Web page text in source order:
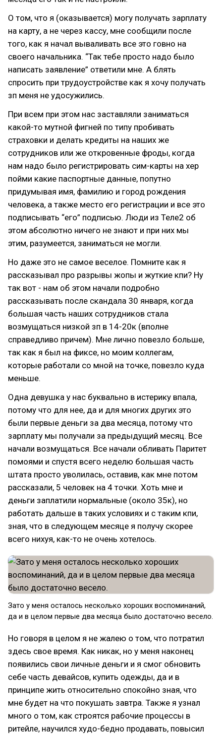
О том, что я (оказывается) могу получать зарплату
на карту, а не через кассу, мне сообщили после
того, как я начал вываливать все это говно на
своего начальника. “Так тебе просто надо было
написать заявление” ответили мне. А блять
спросить при трудоустройстве как я хочу получать
зп меня не удосужились.
При всем при этом нас заставляли заниматься
какой-то мутной фигней по типу пробивать
страховки и делать кредиты на наших же
сотрудников или же откровенные фроды, когда
нам надо было регистрировать сим-карты на хер
пойми какие паспортные данные, попутно
придумывая имя, фамилию и город рождения
человека, а также место его регистрации и все это
подписывать “его” подписью. Люди из Теле2 об
этом абсолютно ничего не знают и при них мы
этим, разумеется, заниматься не могли.
Но даже это не самое веселое. Помните как я
рассказывал про разрывы жопы и жуткие кпи? Ну
так вот - нам об этом начали подробно
рассказывать после скандала 30 января, когда
большая часть наших сотрудников стала
возмущаться низкой зп в 14-20к (вполне
справедливо причем). Мне лично повезло больше,
так как я был на фиксе, но моим коллегам,
которые работали со мной на точке, повезло куда
меньше.
Одна девушка у нас буквально в истерику впала,
потому что для нее, да и для многих других это
были первые деньги за два месяца, потому что
зарплату мы получали за предыдущий месяц. Все
начали возмущаться. Все начали обливать Паритет
помоями и спустя всего неделю большая часть
штата просто уволилась, оставив, как мне потом
рассказали, 5 человек на 4 точки. Хоть мне и
деньги заплатили нормальные (около 35к), но
работать дальше в таких условиях и с таким кпи,
зная, что в следующем месяце я получу скорее
всего нихуя, как-то не очень хотелось.
Зато у меня осталось несколько хороших воспоминаний,
да и в целом первые два месяца было достаточно весело.
Но говоря в целом я не жалею о том, что потратил
здесь свое время. Как никак, но у меня наконец
появились свои личные деньги и я смог обновить
себе часть девайсов, купить одежды, да и в
принципе жить относительно спокойно зная, что
мне будет на что покушать завтра. Также я узнал
много о том, как строятся рабочие процессы в
ритейле, научился худо-бедно продавать, повысил